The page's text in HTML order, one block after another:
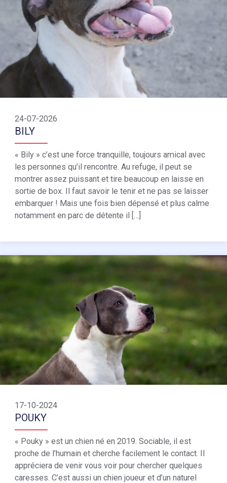
24-07-2026
BILY
« Bily » c’est une force tranquille, toujours amical avec
les personnes qu’il rencontre. Au refuge, il peut se
montrer assez puissant et tire beaucoup en laisse en
sortie de box. Il faut savoir le tenir et ne pas se laisser
embarquer ! Mais une fois bien dépensé et plus calme
notamment en parc de détente il […]
17-10-2024
POUKY
« Pouky » est un chien né en 2019. Sociable, il est
proche de l’humain et cherche facilement le contact. Il
appréciera de venir vous voir pour chercher quelques
caresses. C’est aussi un chien joueur et d’un naturel